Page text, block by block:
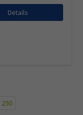
Details
250